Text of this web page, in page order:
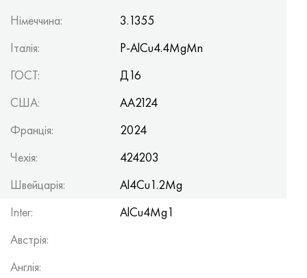
Німеччина:
3.1355
Італія:
P-AlCu4.4MgMn
ГОСТ:
Д16
США:
AA2124
Франція:
2024
Чехія:
424203
Швейцарія:
Al4Cu1.2Mg
Inter:
AlCu4Mg1
Австрія:
Англія: